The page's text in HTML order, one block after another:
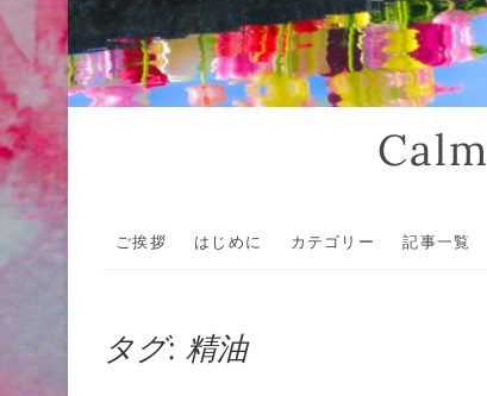
ご挨拶 はじめに カテゴリー 記事一覧
タグ: 精油